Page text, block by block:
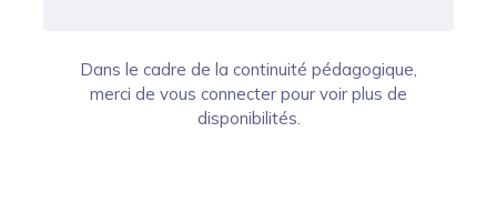
Dans le cadre de la continuité pédagogique,
merci de vous connecter pour voir plus de
disponibilités.